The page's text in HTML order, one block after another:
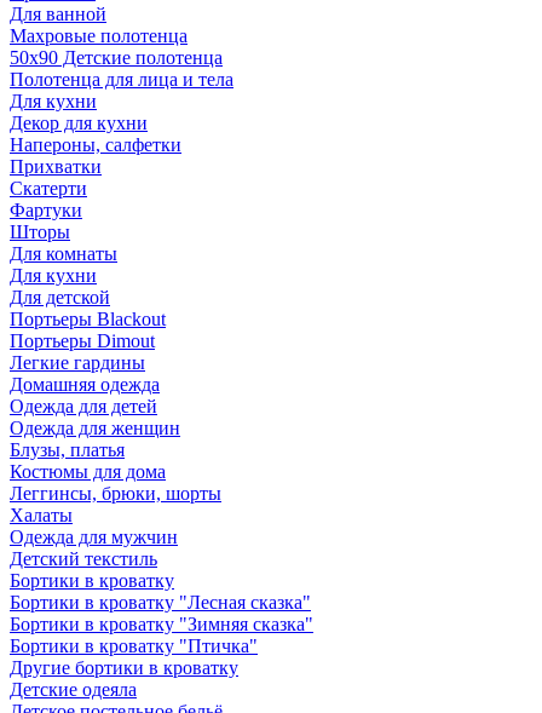
Для ванной
Махровые полотенца
50х90 Детские полотенца
Полотенца для лица и тела
Для кухни
Декор для кухни
Напероны, салфетки
Прихватки
Скатерти
Фартуки
Шторы
Для комнаты
Для кухни
Для детской
Портьеры Blackout
Портьеры Dimout
Легкие гардины
Домашняя одежда
Одежда для детей
Одежда для женщин
Блузы, платья
Костюмы для дома
Леггинсы, брюки, шорты
Халаты
Одежда для мужчин
Детский текстиль
Бортики в кроватку
Бортики в кроватку "Лесная сказка"
Бортики в кроватку "Зимняя сказка"
Бортики в кроватку "Птичка"
Другие бортики в кроватку
Детские одеяла